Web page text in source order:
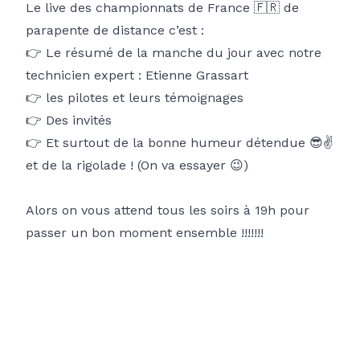
Le live des championnats de France 🇫🇷 de
parapente de distance c’est :
👉 Le résumé de la manche du jour avec notre
technicien expert : Etienne Grassart
👉 les pilotes et leurs témoignages
👉 Des invités
👉 Et surtout de la bonne humeur détendue 😎✌️
et de la rigolade ! (On va essayer 😉)
Alors on vous attend tous les soirs à 19h pour
passer un bon moment ensemble !!!!!!!